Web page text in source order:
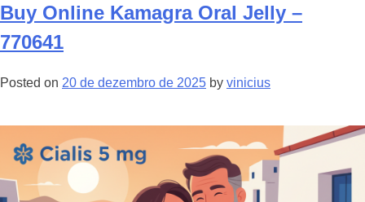
Buy Online Kamagra Oral Jelly –
770641
Posted on 20 de dezembro de 2025 by vinicius